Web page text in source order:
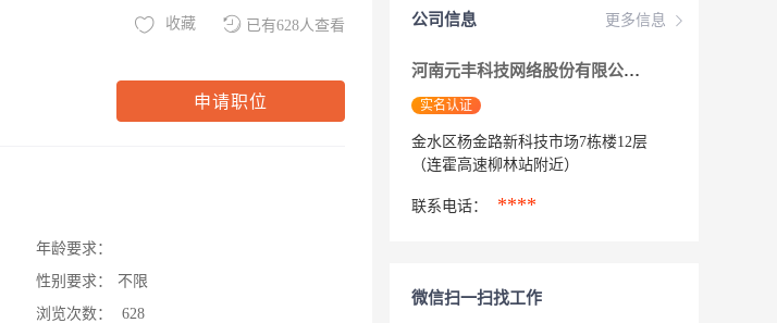
已有628人查看
收藏
申请职位
年龄要求：
性别要求：
不限
浏览次数：
628
更多信息
公司信息
河南元丰科技网络股份有限公司
实名认证
金水区杨金路新科技市场7栋楼12层
（连霍高速柳林站附近）
联系电话： ****
微信扫一扫找工作